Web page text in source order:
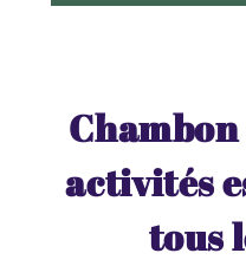
activités
tous